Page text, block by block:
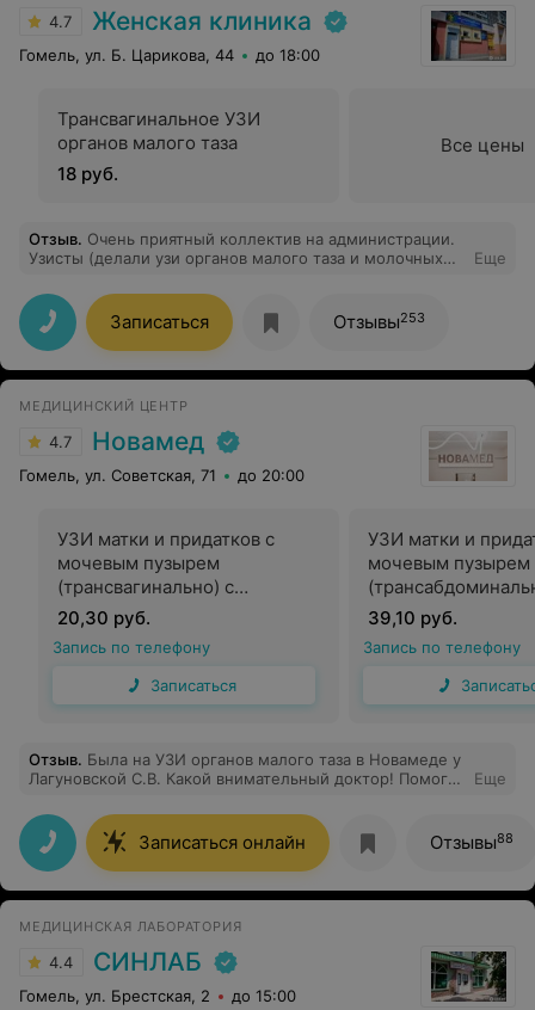
Ваши золотые руки и добрые сердца.
4.7 Женская клиника
Гомель, ул. Б. Царикова, 44 до 18:00
Трансвагинальное УЗИ
органов малого таза
18 руб.
Все цены
Отзыв. Очень приятный коллектив на администрации.
Узисты (делали узи органов малого таза и молочных
на все вопросы, никаких предметов личной гигиены с
собой не надо приносить - все на месте дают. в самой
клинике чисто, уютно, ровно по времени
приняли,ждать не пришлось. Цены приятные ! Только
положительные эмоции,будем ходить сюда теперь )
Еще
Записаться Отзывы253
МЕДИЦИНСКИЙ ЦЕНТР
4.7 Новамед
Гомель, ул. Советская, 71 до 20:00
УЗИ матки и придатков с
мочевым пузырем
(трансвагинально) с
дуплексным сканированием
сосудов в гинекологии
20,30 руб.
Запись по телефону
Записаться
УЗИ матки и
мочевым пузырем
трансвагинально)
дуплексным
сосудов в
39,10 руб.
Запись по телефону
Отзыв. Была на УЗИ органов малого таза в Новамеде у
Лагуновской С.В. Какой внимательный доктор! Помогла
волнующие вопросы. Отличный специалист и
профессионал своего дела!
Еще
Записаться онлайн Отзывы88
МЕДИЦИНСКАЯ ЛАБОРАТОРИЯ
4.4 СИНЛАБ
Гомель, ул. Брестская, 2 до 15:00